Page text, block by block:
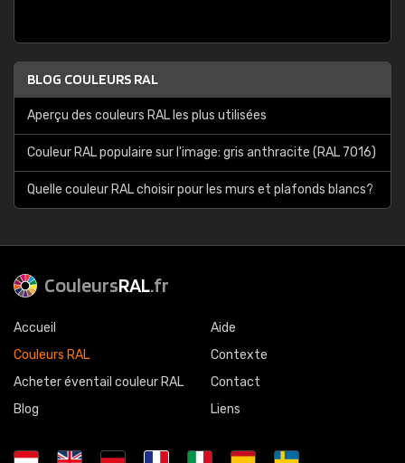
BLOG COULEURS RAL
Aperçu des couleurs RAL les plus utilisées
Couleur RAL populaire sur l'image: gris anthracite (RAL 7016)
Quelle couleur RAL choisir pour les murs et plafonds blancs?
CouleursRAL.fr
Accueil
Couleurs RAL
Acheter éventail couleur RAL
Blog
Aide
Contexte
Contact
Liens